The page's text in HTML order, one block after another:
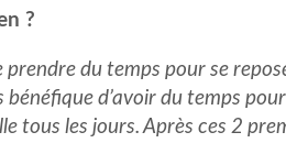
?
prendre du temps pour se
d’avoir du temps
tous les jours. Après ces 2